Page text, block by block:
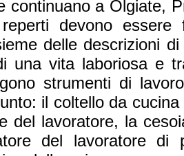
continuano a Olgiate,
devono essere
delle descrizioni
una vita laboriosa e
strumenti di
il coltello da
del lavoratore, la
del lavoratore